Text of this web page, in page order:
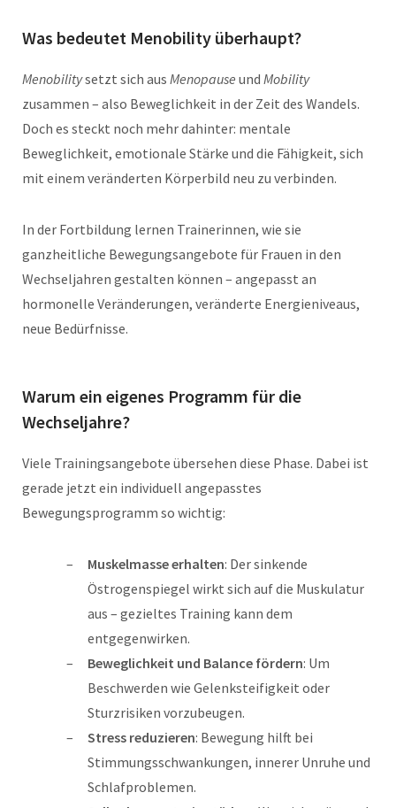
Was bedeutet Menobility überhaupt?
Menobilitysetzt sich aus Menopause und Mobility
zusammen – also Beweglichkeit in der Zeit des Wandels.
Doch es steckt noch mehr dahinter: mentale
Beweglichkeit, emotionale Stärke und die Fähigkeit, sich
mit einem veränderten Körperbild neu zu verbinden.
In der Fortbildung lernen Trainerinnen, wie sie
ganzheitliche Bewegungsangebote für Frauen in den
Wechseljahren gestalten können – angepasst an
hormonelle Veränderungen, veränderte Energieniveaus,
neue Bedürfnisse.
Warum ein eigenes Programm für die
Wechseljahre?
Viele Trainingsangebote übersehen diese Phase. Dabei ist
gerade jetzt ein individuell angepasstes
Bewegungsprogramm so wichtig:
Muskelmasse erhalten: Der sinkende
Östrogenspiegel wirkt sich auf die Muskulatur
aus – gezieltes Training kann dem
entgegenwirken.
Beweglichkeit und Balance fördern: Um
Beschwerden wie Gelenksteifigkeit oder
Sturzrisiken vorzubeugen.
Stress reduzieren: Bewegung hilft bei
Stimmungsschwankungen, innerer Unruhe und
Schlafproblemen.